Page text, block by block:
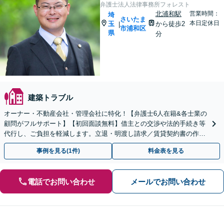
弁護士法人法律事務所フォレスト
埼
玉
県
|
さいたま
市浦和区
北浦和駅
から徒歩2
分
営業時間：
本日定休日
建築トラブル
オーナー・不動産会社・管理会社に特化！【弁護士6人在籍&各士業の
顧問がフルサポート】【初回面談無料】借主との交渉や法的手続き等
代行し、ご負担を軽減します。立退・明渡し請求／賃貸契約書の作
成・チェックなどお気軽にご相談ください【北浦和駅2分】
事例を見る(1件) 料金表を見る
電話でお問い合わせ メールでお問い合わせ